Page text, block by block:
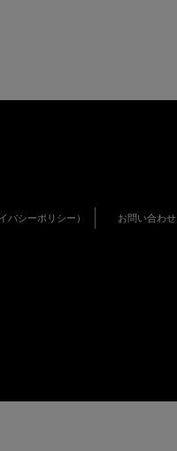
バシーポリシー）
お問い合わせ